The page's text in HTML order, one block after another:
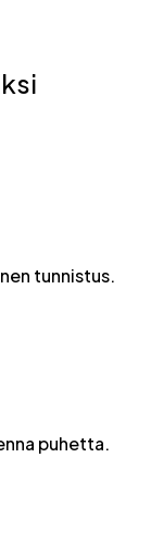
tunnistus.
puhetta.